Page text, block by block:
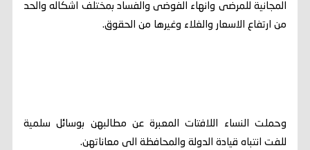
المجانية للمرضى وانهاء الفوضى والفساد بمختلف اشكاله والحد
من ارتفاع الاسعار والغلاء وغيرها من الحقوق.
وحملت النساء اللافتات المعبرة عن مطالبهن بوسائل سلمية
للفت انتباه قيادة الدولة والمحافظة الى معاناتهن.